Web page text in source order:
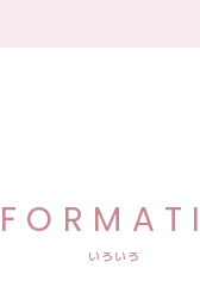
いろいろ